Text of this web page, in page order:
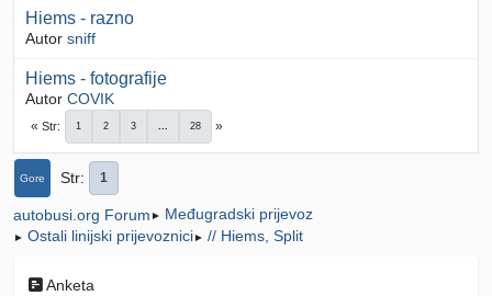
Hiems - razno
Autor sniff
Hiems - fotografije
Autor COVIK
Str 1 2 3 ... 28
Gore Str 1
autobusi.org Forum ► Međugradski prijevoz
► Ostali linijski prijevoznici► // Hiems, Split
Anketa